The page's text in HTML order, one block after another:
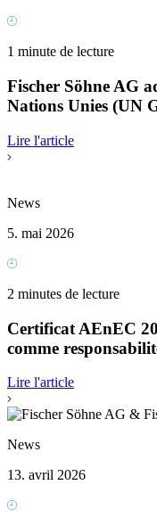
1 minute de lecture
Fischer Söhne AG
Nations Unies (UN
Lire l'article
News
5. mai 2026
2 minutes de lecture
Certificat AEnEC
comme
Lire l'article
News
13. avril 2026